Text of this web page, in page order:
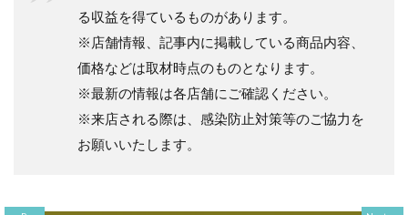
る収益を得ているものがあります。
※店舗情報、記事内に掲載している商品内容、
価格などは取材時点のものとなります。
※最新の情報は各店舗にご確認ください。
※来店される際は、感染防止対策等のご協力を
お願いいたします。